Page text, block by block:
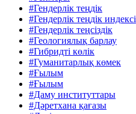
#Гендерлік теңдік
#Гендерлік теңдік индексі
#Гендерлік теңсіздік
#Геологиялық барлау
#Гибридті көлік
#Гуманитарлық көмек
#Ғылым
#Ғылым
#Даму институттары
#Дәретхана қағазы